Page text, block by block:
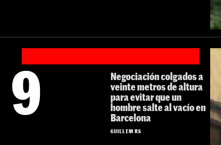
9
Negociación colgados a
veinte metros de altura
para evitar que un
hombre salte al vacío en
Barcelona
GUILLEM RS